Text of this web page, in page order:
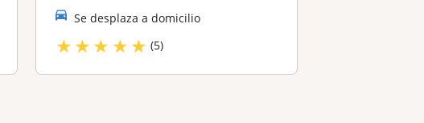
Se desplaza a domicilio
★★★ ★★ (5)